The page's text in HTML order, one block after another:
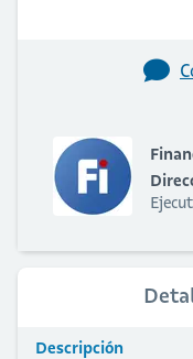
Descripción